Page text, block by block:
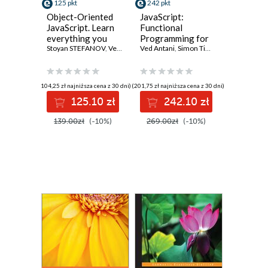
125 pkt
Object-Oriented
JavaScript. Learn
everything you
need to know
oriented
JavaScript (OOJS)
- Third Edition
Stoyan STEFANOV, Ved Antani
(104,25 zł najniższa cena z 30 dni)
125.10 zł
139.00zł (-10%)
242 pkt
JavaScript:
Functional
Programming for
JavaScript
Functional
Programming for
JavaScript
Developers
Ved Antani, Simon Timms
(201,75 zł najniższa cena z 30 dni)
242.10 zł
269.00zł (-10%)